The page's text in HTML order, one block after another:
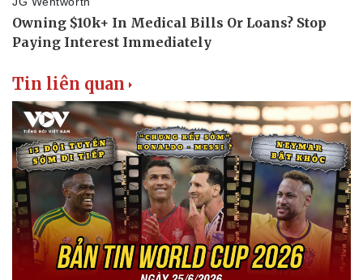
Tin liên quan